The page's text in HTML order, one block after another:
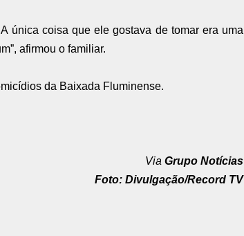
única coisa que ele gostava de tomar era uma
afirmou o familiar.
da Baixada Fluminense.
Via Grupo Notícias
Foto: Divulgação/Record TV